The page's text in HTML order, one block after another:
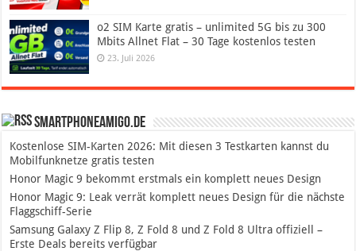
o2 SIM Karte gratis – unlimited 5G bis zu 300
Mbits Allnet Flat – 30 Tage kostenlos testen
23. Juli 2026
SmartphoneAmigo.de
Kostenlose SIM-Karten 2026: Mit diesen 3 Testkarten kannst du
Mobilfunknetze gratis testen
Honor Magic 9 bekommt erstmals ein komplett neues Design
Honor Magic 9: Leak verrät komplett neues Design für die nächste
Flaggschiff-Serie
Samsung Galaxy Z Flip 8, Z Fold 8 und Z Fold 8 Ultra offiziell –
Erste Deals bereits verfügbar